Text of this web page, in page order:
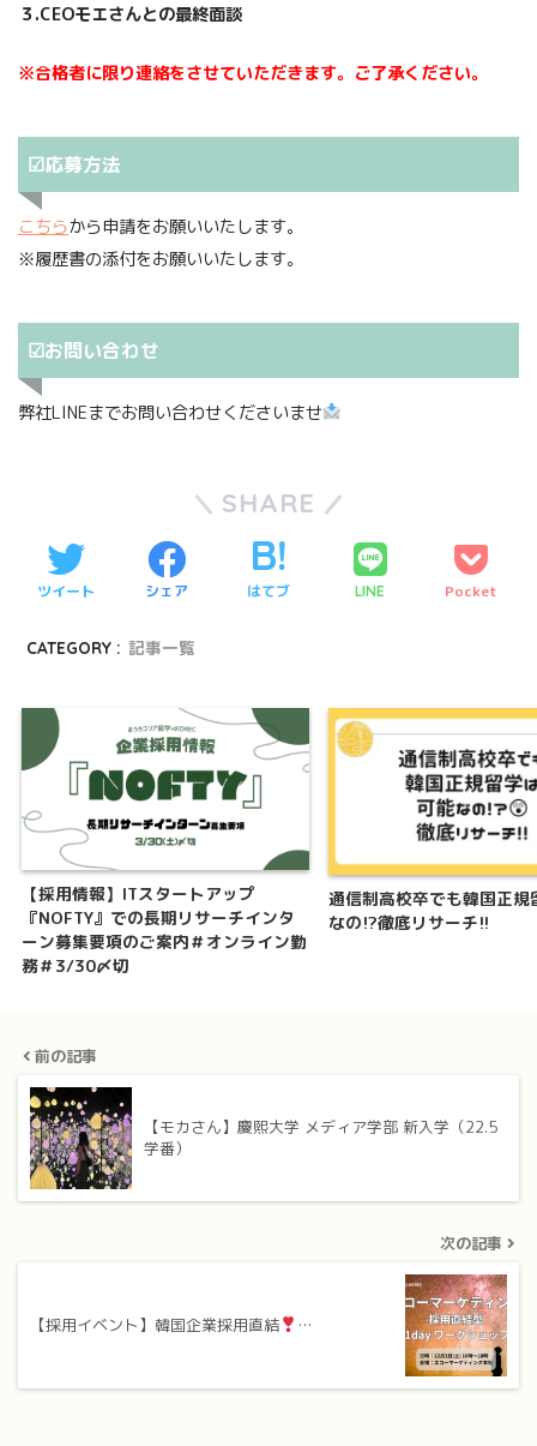
３.CEOモエさんとの最終面談
※合格者に限り連絡をさせていただきます。ご了承ください。
☑応募方法
こちらから申請をお願いいたします。
※履歴書の添付をお願いいたします。
☑お問い合わせ
弊社LINEまでお問い合わせくださいませ
SHARE
ツイート シェア はてブ LINE Pocket
CATEGORY : 記事一覧
【採用情報】ITスタートアップ
『NOFTY』での長期リサーチインタ
ーン募集要項のご案内＃オンライン勤
務＃3/30〆切
通信制高校卒でも韓国正規
なの!?徹底リサーチ!!
前の記事
【モカさん】慶煕大学 メディア学部 新入学（22.5
学番）
次の記事
【採用イベント】韓国企業採用直結 …